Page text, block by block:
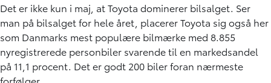
Det er ikke kun i maj, at Toyota dominerer bilsalget. Ser
man på bilsalget for hele året, placerer Toyota sig også her
som Danmarks mest populære bilmærke med 8.855
nyregistrerede personbiler svarende til en markedsandel
på 11,1 procent. Det er godt 200 biler foran nærmeste